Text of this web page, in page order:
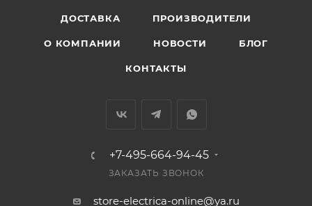
ДОСТАВКА ПРОИЗВОДИТЕЛИ
О КОМПАНИИ НОВОСТИ БЛОГ
КОНТАКТЫ
+7-495-664-94-45
ЗАКАЗАТЬ ЗВОНОК
store-electrica-online@ya.ru